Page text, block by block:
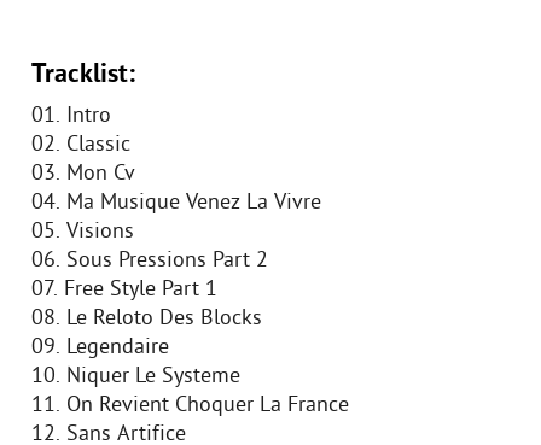
Tracklist:
01. Intro
02. Classic
03. Mon Cv
04. Ma Musique Venez La Vivre
05. Visions
06. Sous Pressions Part 2
07. Free Style Part 1
08. Le Reloto Des Blocks
09. Legendaire
10. Niquer Le Systeme
11. On Revient Choquer La France
12. Sans Artifice